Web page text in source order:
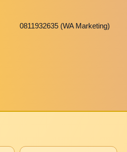
0811932635 (WA Marketing)